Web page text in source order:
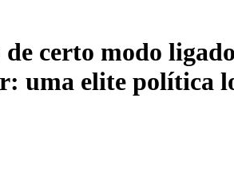
de certo modo
uma elite política